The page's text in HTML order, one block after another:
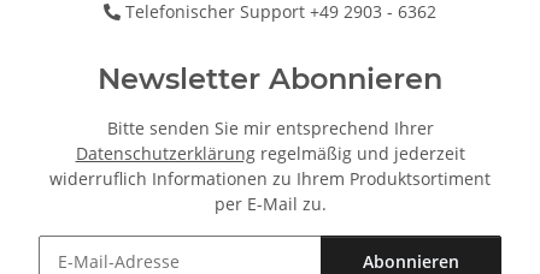
Telefonischer Support +49 2903 - 6362
Newsletter Abonnieren
Bitte senden Sie mir entsprechend Ihrer
Datenschutzerklärungregelmäßig und jederzeit
widerruflich Informationen zu Ihrem Produktsortiment
per E-Mail zu.
Abonnieren